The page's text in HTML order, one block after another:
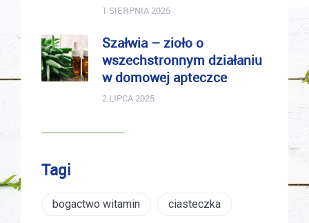
1 SIERPNIA 2025
Szałwia – zioło o
wszechstronnym działaniu
w domowej apteczce
2 LIPCA 2025
Tagi
bogactwo witamin ciasteczka